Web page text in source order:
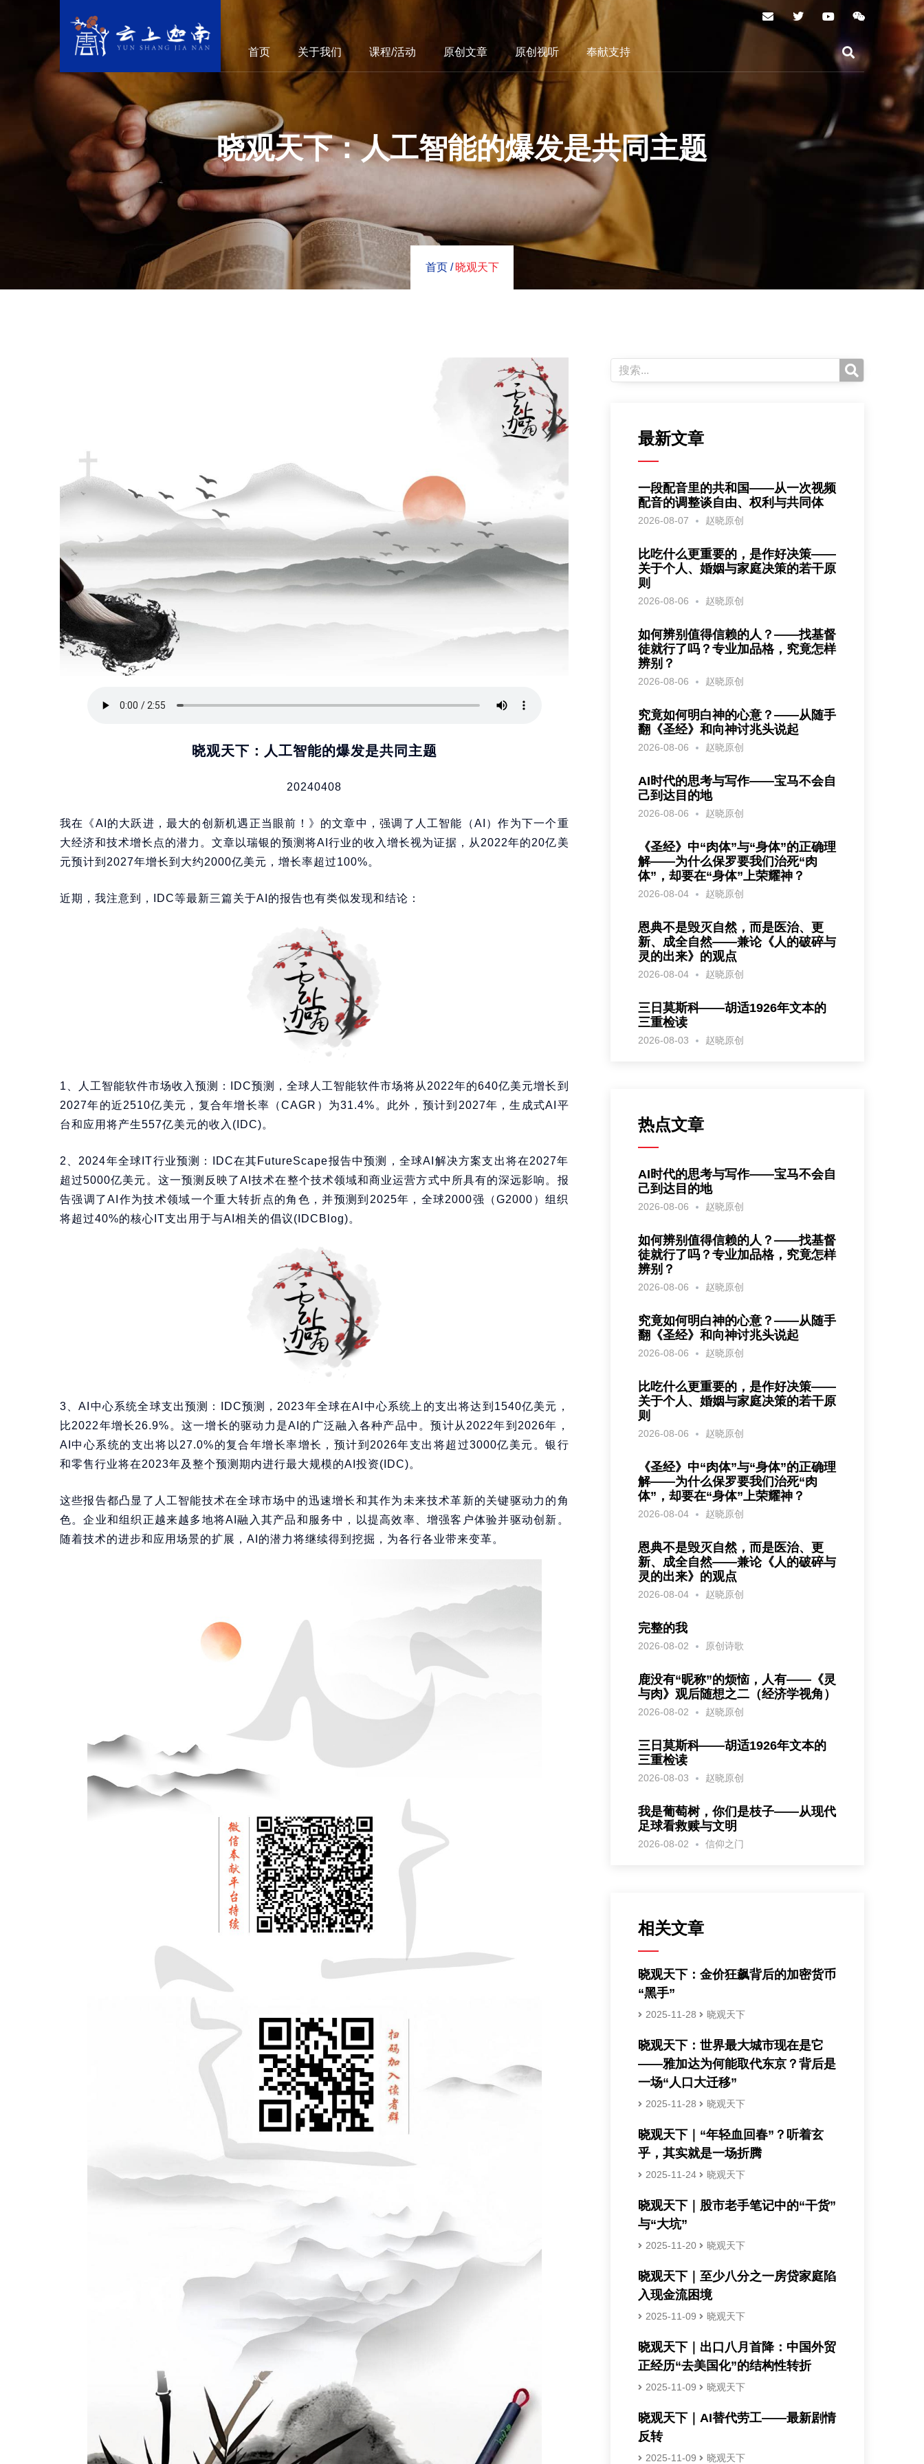
首页 关于我们 课程/活动 原创文章 原创视听 奉献支持
晓观天下：人工智能的爆发是共同主题
首页 / 晓观天下
晓观天下：人工智能的爆发是共同主题
20240408
我在《AI的大跃进，最大的创新机遇正当眼前！》的文章中，强调了人工智能（AI）作为下一个重
大经济和技术增长点的潜力。文章以瑞银的预测将AI行业的收入增长视为证据，从2022年的20亿美
元预计到2027年增长到大约2000亿美元，增长率超过100%。
近期，我注意到，IDC等最新三篇关于AI的报告也有类似发现和结论：
1、人工智能软件市场收入预测：IDC预测，全球人工智能软件市场将从2022年的640亿美元增长到
2027年的近2510亿美元，复合年增长率（CAGR）为31.4%。此外，预计到2027年，生成式AI平
台和应用将产生557亿美元的收入(IDC)。
2、2024年全球IT行业预测：IDC在其FutureScape报告中预测，全球AI解决方案支出将在2027年
超过5000亿美元。这一预测反映了AI技术在整个技术领域和商业运营方式中所具有的深远影响。报
告强调了AI作为技术领域一个重大转折点的角色，并预测到2025年，全球2000强（G2000）组织
将超过40%的核心IT支出用于与AI相关的倡议(IDCBlog)。
3、AI中心系统全球支出预测：IDC预测，2023年全球在AI中心系统上的支出将达到1540亿美元，
比2022年增长26.9%。这一增长的驱动力是AI的广泛融入各种产品中。预计从2022年到2026年，
AI中心系统的支出将以27.0%的复合年增长率增长，预计到2026年支出将超过3000亿美元。银行
和零售行业将在2023年及整个预测期内进行最大规模的AI投资(IDC)。
这些报告都凸显了人工智能技术在全球市场中的迅速增长和其作为未来技术革新的关键驱动力的角
色。企业和组织正越来越多地将AI融入其产品和服务中，以提高效率、增强客户体验并驱动创新。
随着技术的进步和应用场景的扩展，AI的潜力将继续得到挖掘，为各行各业带来变革。
最新文章
一段配音里的共和国——从一次视频
配音的调整谈自由、权利与共同体
2026-08-07 赵晓原创
比吃什么更重要的，是作好决策——
关于个人、婚姻与家庭决策的若干原
则
2026-08-06 赵晓原创
如何辨别值得信赖的人？——找基督
徒就行了吗？专业加品格，究竟怎样
辨别？
2026-08-06 赵晓原创
究竟如何明白神的心意？——从随手
翻《圣经》和向神讨兆头说起
2026-08-06 赵晓原创
AI时代的思考与写作——宝马不会自
己到达目的地
2026-08-06 赵晓原创
《圣经》中“肉体”与“身体”的正确理
解——为什么保罗要我们治死“肉
体”，却要在“身体”上荣耀神？
2026-08-04 赵晓原创
恩典不是毁灭自然，而是医治、更
新、成全自然——兼论《人的破碎与
灵的出来》的观点
2026-08-04 赵晓原创
三日莫斯科——胡适1926年文本的
三重检读
2026-08-03 赵晓原创
热点文章
AI时代的思考与写作——宝马不会自
己到达目的地
2026-08-06 赵晓原创
如何辨别值得信赖的人？——找基督
徒就行了吗？专业加品格，究竟怎样
辨别？
2026-08-06 赵晓原创
究竟如何明白神的心意？——从随手
翻《圣经》和向神讨兆头说起
2026-08-06 赵晓原创
比吃什么更重要的，是作好决策——
关于个人、婚姻与家庭决策的若干原
则
2026-08-06 赵晓原创
《圣经》中“肉体”与“身体”的正确理
解——为什么保罗要我们治死“肉
体”，却要在“身体”上荣耀神？
2026-08-04 赵晓原创
恩典不是毁灭自然，而是医治、更
新、成全自然——兼论《人的破碎与
灵的出来》的观点
2026-08-04 赵晓原创
完整的我
2026-08-02 原创诗歌
鹿没有“昵称”的烦恼，人有——《灵
与肉》观后随想之二（经济学视角）
2026-08-02 赵晓原创
三日莫斯科——胡适1926年文本的
三重检读
2026-08-03 赵晓原创
我是葡萄树，你们是枝子——从现代
足球看救赎与文明
2026-08-02 信仰之门
相关文章
晓观天下：金价狂飙背后的加密货币
“黑手”
2025-11-28 晓观天下
晓观天下：世界最大城市现在是它
——雅加达为何能取代东京？背后是
一场“人口大迁移”
2025-11-28 晓观天下
晓观天下｜“年轻血回春”？听着玄
乎，其实就是一场折腾
2025-11-24 晓观天下
晓观天下｜股市老手笔记中的“干货”
与“大坑”
2025-11-20 晓观天下
晓观天下｜至少八分之一房贷家庭陷
入现金流困境
2025-11-09 晓观天下
晓观天下｜出口八月首降：中国外贸
正经历“去美国化”的结构性转折
2025-11-09 晓观天下
晓观天下｜AI替代劳工——最新剧情
反转
2025-11-09 晓观天下